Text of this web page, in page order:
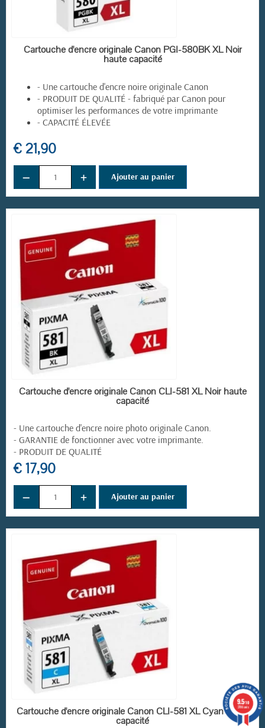
EN STOCK
Cartouche d'encre originale Canon PGI-580BK XL Noir
haute capacité
- Une cartouche d'encre noire originale Canon
- PRODUIT DE QUALITÉ - fabriqué par Canon pour
optimiser les performances de votre imprimante
- CAPACITÉ ÉLEVÉE
€ 21,90
− + Ajouter au panier
EN STOCK
Cartouche d'encre originale Canon CLI-581 XL Noir haute
capacité
- Une cartouche d'encre noire photo originale Canon.
- GARANTIE de fonctionner avec votre imprimante.
- PRODUIT DE QUALITÉ
€ 17,90
− + Ajouter au panier
RUPTURE DE STOCK
Cartouche d'encre originale Canon CLI-581 XL Cyan haute
capacité
9.5/10
3786 avis